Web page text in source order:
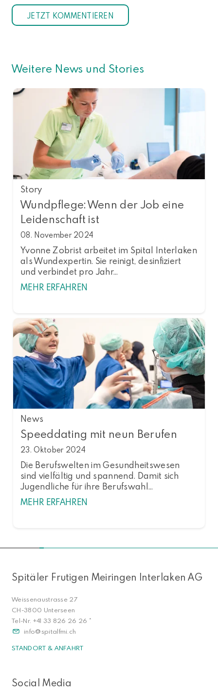
Weitere News und Stories
Story
Wundpflege: Wenn der Job eine
Leidenschaft ist
08. November 2024
Yvonne Zobrist arbeitet im Spital Interlaken
als Wundexpertin. Sie reinigt, desinfiziert
und verbindet pro Jahr…
MEHR ERFAHREN
News
Speeddating mit neun Berufen
23. Oktober 2024
Die Berufswelten im Gesundheitswesen
sind vielfältig und spannend. Damit sich
Jugendliche für ihre Berufswahl…
MEHR ERFAHREN
Spitäler Frutigen Meiringen Interlaken AG
Weissenaustrasse 27
CH-3800 Unterseen
Tel-Nr. +41 33 826 26 26 *
info
spitalfmi.ch
STANDORT & ANFAHRT
Social Media